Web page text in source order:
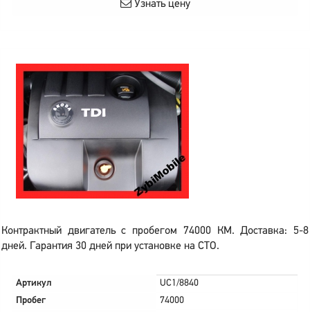
Узнать цену
Контрактный двигатель с пробегом 74000 КМ. Доставка: 5-8
дней. Гарантия 30 дней при установке на СТО.
Артикул
UC1/8840
Пробег
74000